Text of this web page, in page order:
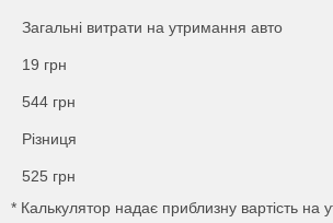
Загальні витрати на утримання авто
19 грн
544 грн
Різниця
525 грн
* Калькулятор надає приблизну вартість на